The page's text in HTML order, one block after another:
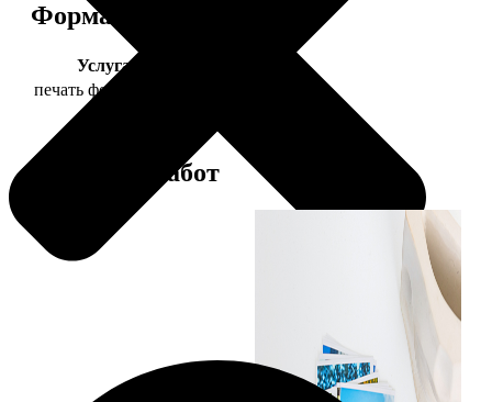
Форматы и цены
Услуга
печать фото 15х15
Примеры работ